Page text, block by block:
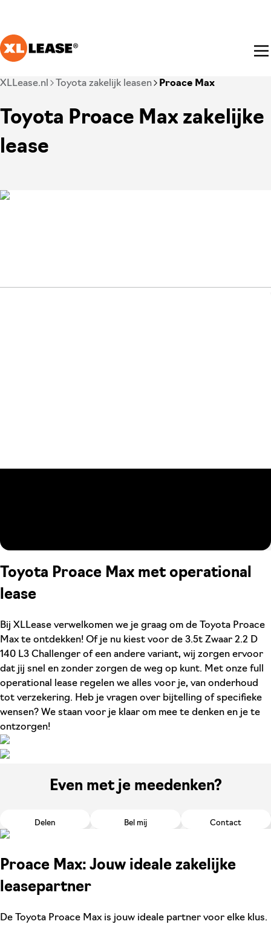
Je bent nu voorbij het hoofdmenu
XLLease.nl Toyota zakelijk leasen Proace Max
Toyota Proace Max zakelijke
lease
Toyota Proace Max met operational
lease
Bij XLLease verwelkomen we je graag om de Toyota Proace
Max te ontdekken! Of je nu kiest voor de 3.5t Zwaar 2.2 D
140 L3 Challenger of een andere variant, wij zorgen ervoor
dat jij snel en zonder zorgen de weg op kunt. Met onze full
operational lease regelen we alles voor je, van onderhoud
tot verzekering. Heb je vragen over bijtelling of specifieke
wensen? We staan voor je klaar om mee te denken en je te
ontzorgen!
Even met je meedenken?
Delen Bel mij Contact
Proace Max: Jouw ideale zakelijke
leasepartner
De Toyota Proace Max is jouw ideale partner voor elke klus.